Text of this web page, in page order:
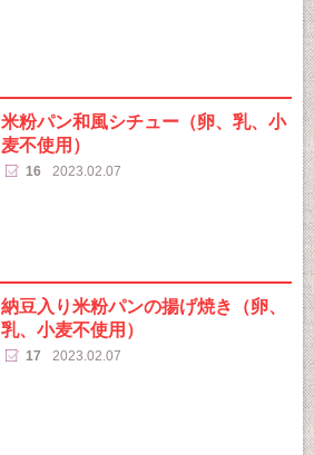
米粉パン和風シチュー（卵、乳、小
麦不使用）
16 2023.02.07
納豆入り米粉パンの揚げ焼き（卵、
乳、小麦不使用）
17 2023.02.07